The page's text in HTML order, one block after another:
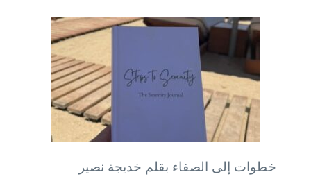
خطوات إلى الصفاء بقلم خديجة نصير